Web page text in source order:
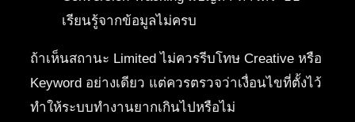
เรียนรู้จากข้อมูลไม่ครบ
ถ้าเห็นสถานะ Limited ไม่ควรรีบโทษ Creative หรือ
Keyword อย่างเดียว แต่ควรตรวจว่าเงื่อนไขที่ตั้งไว้
ทำให้ระบบทำงานยากเกินไปหรือไม่